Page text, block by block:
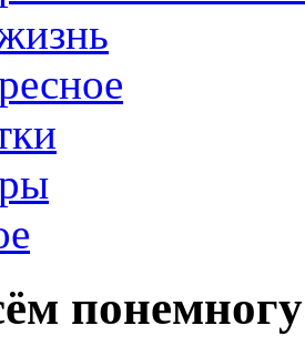
понемногу